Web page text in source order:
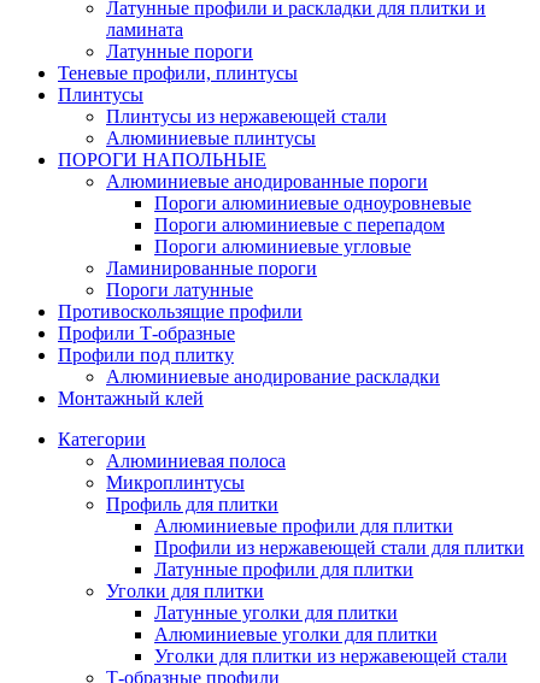
Латунные профили и раскладки для плитки и
ламината
Латунные пороги
Теневые профили, плинтусы
Плинтусы
Плинтусы из нержавеющей стали
Алюминиевые плинтусы
ПОРОГИ НАПОЛЬНЫЕ
Алюминиевые анодированные пороги
Пороги алюминиевые одноуровневые
Пороги алюминиевые с перепадом
Пороги алюминиевые угловые
Ламинированные пороги
Пороги латунные
Противоскользящие профили
Профили Т-образные
Профили под плитку
Алюминиевые анодирование раскладки
Монтажный клей
Категории
Алюминиевая полоса
Микроплинтусы
Профиль для плитки
Алюминиевые профили для плитки
Профили из нержавеющей стали для плитки
Латунные профили для плитки
Уголки для плитки
Латунные уголки для плитки
Алюминиевые уголки для плитки
Уголки для плитки из нержавеющей стали
Т-образные профили